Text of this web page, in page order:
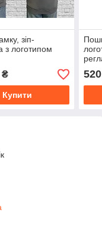
зіп-
з логотипом
Купити
520